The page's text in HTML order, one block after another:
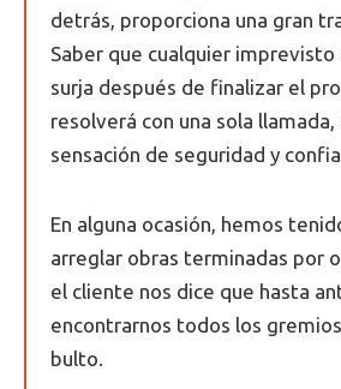
detrás, proporciona una gran
Saber que cualquier
surja después de finalizar el
resolverá con una sola
sensación de seguridad y
En alguna ocasión, hemos
arreglar obras terminadas por
el cliente nos dice que hasta
encontrarnos todos los
bulto.